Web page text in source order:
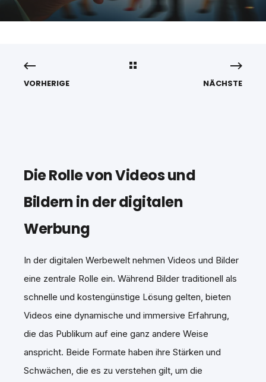
VORHERIGE NÄCHSTE
Die Rolle von Videos und
Bildern in der digitalen
Werbung
In der digitalen Werbewelt nehmen Videos und Bilder
eine zentrale Rolle ein. Während Bilder traditionell als
schnelle und kostengünstige Lösung gelten, bieten
Videos eine dynamische und immersive Erfahrung,
die das Publikum auf eine ganz andere Weise
anspricht. Beide Formate haben ihre Stärken und
Schwächen, die es zu verstehen gilt, um die